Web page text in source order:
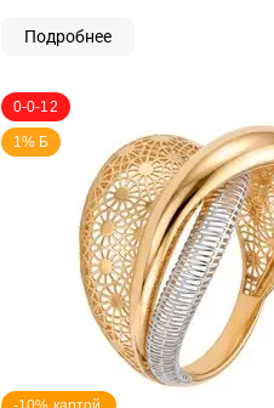
Подробнее
0-0-12
1% Б